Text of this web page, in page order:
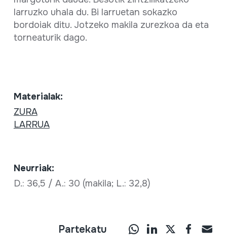
larruzko uhala du. Bi larruetan sokazko
bordoiak ditu. Jotzeko makila zurezkoa da eta
torneaturik dago.
Materialak:
ZURA
LARRUA
Neurriak:
D.: 36,5 / A.: 30 (makila; L.: 32,8)
Partekatu